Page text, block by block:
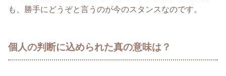
も、勝手にどうぞと言うのが今のスタンスなのです。
個人の判断に込められた真の意味は？